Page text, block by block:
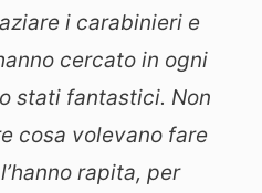
i carabinieri e
cercato in ogni
stati fantastici. Non
cosa volevano fare
rapita, per